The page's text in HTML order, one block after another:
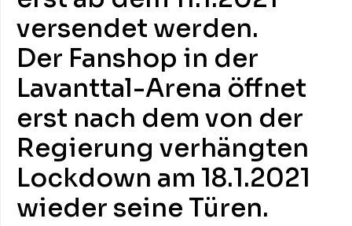
versendet werden.
Der Fanshop in der
Lavanttal-Arena öffnet
erst nach dem von der
Regierung verhängten
Lockdown am 18.1.2021
wieder seine Türen.